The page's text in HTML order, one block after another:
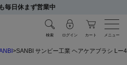
毎日休まず営業中
検索 ログイン カート メニュー
SANBI サンビー工業 ヘアケアブラシ Lー